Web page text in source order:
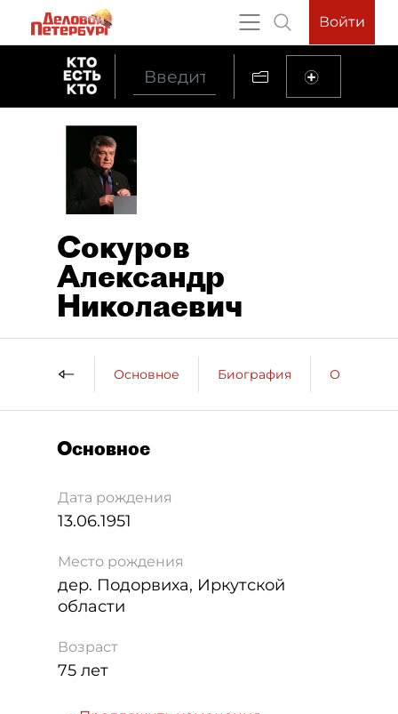
Войти
Сокуров
Александр
Николаевич
Основное Биография
Основное
Дата рождения
13.06.1951
Место рождения
дер. Подорвиха, Иркутской
области
Возраст
75 лет